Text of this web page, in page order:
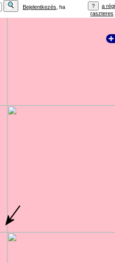
Bejelentkezés , ha
a régi
raszteres